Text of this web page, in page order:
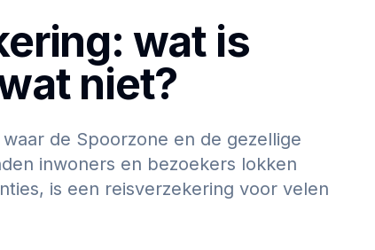
wat is
niet?
de Spoorzone en de gezellige
inwoners en bezoekers lokken
is een reisverzekering voor velen